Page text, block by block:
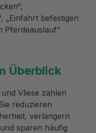
„Einfahrt befestigen
Pferdeauslauf“
Überblick
Vliese zahlen
reduzieren
verlängern
sparen häufig